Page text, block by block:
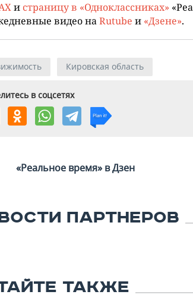
и страницу в «Одноклассниках»
видео на Rutube и «Дзене».
Кировская область
в соцсетях
«Реальное время» в Дзен
ПАРТНЕРОВ
ТАКЖЕ